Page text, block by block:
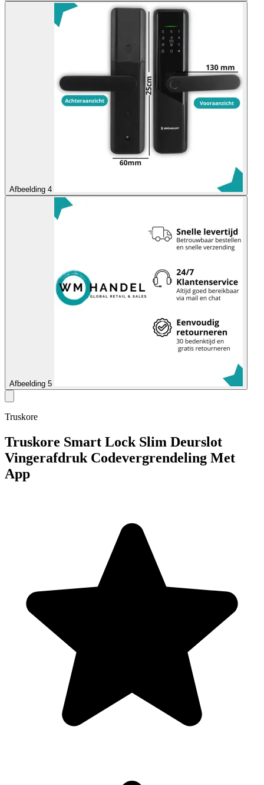
Afbeelding 4
Afbeelding 5
Truskore
Truskore Smart Lock Slim Deurslot
Vingerafdruk Codevergrendeling Met
App